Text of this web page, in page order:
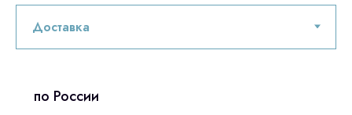
по России